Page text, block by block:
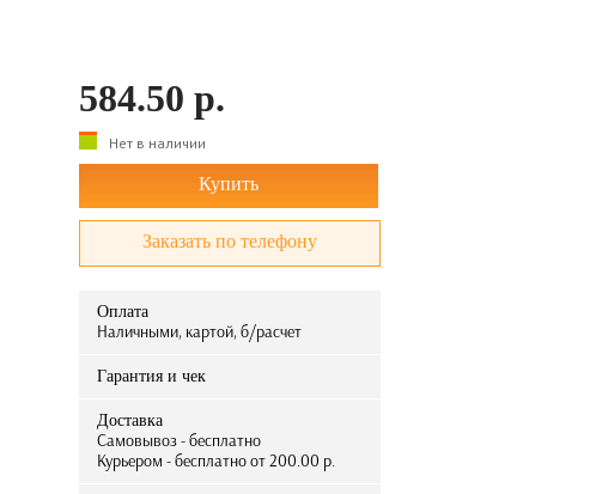
584.50 р.
Нет в наличии
Купить
Заказать по телефону
Оплата
Наличными, картой, б/расчет
Гарантия и чек
Доставка
Самовывоз - бесплатно
Курьером - бесплатно от 200.00 р.